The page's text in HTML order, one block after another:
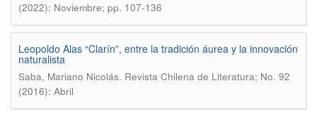
(2022): Noviembre; pp. 107-136
Leopoldo Alas “Clarín”, entre la tradición áurea y la innovación
naturalista
Saba, Mariano Nicolás. Revista Chilena de Literatura; No. 92
(2016): Abril